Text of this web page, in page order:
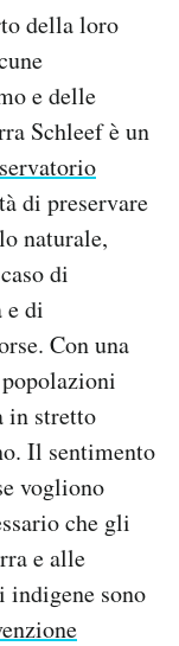
della loro
e delle
Schleef è un
di preservare
naturale,
di
di
Con una
in stretto
Il sentimento
vogliono
che gli
e alle
sono